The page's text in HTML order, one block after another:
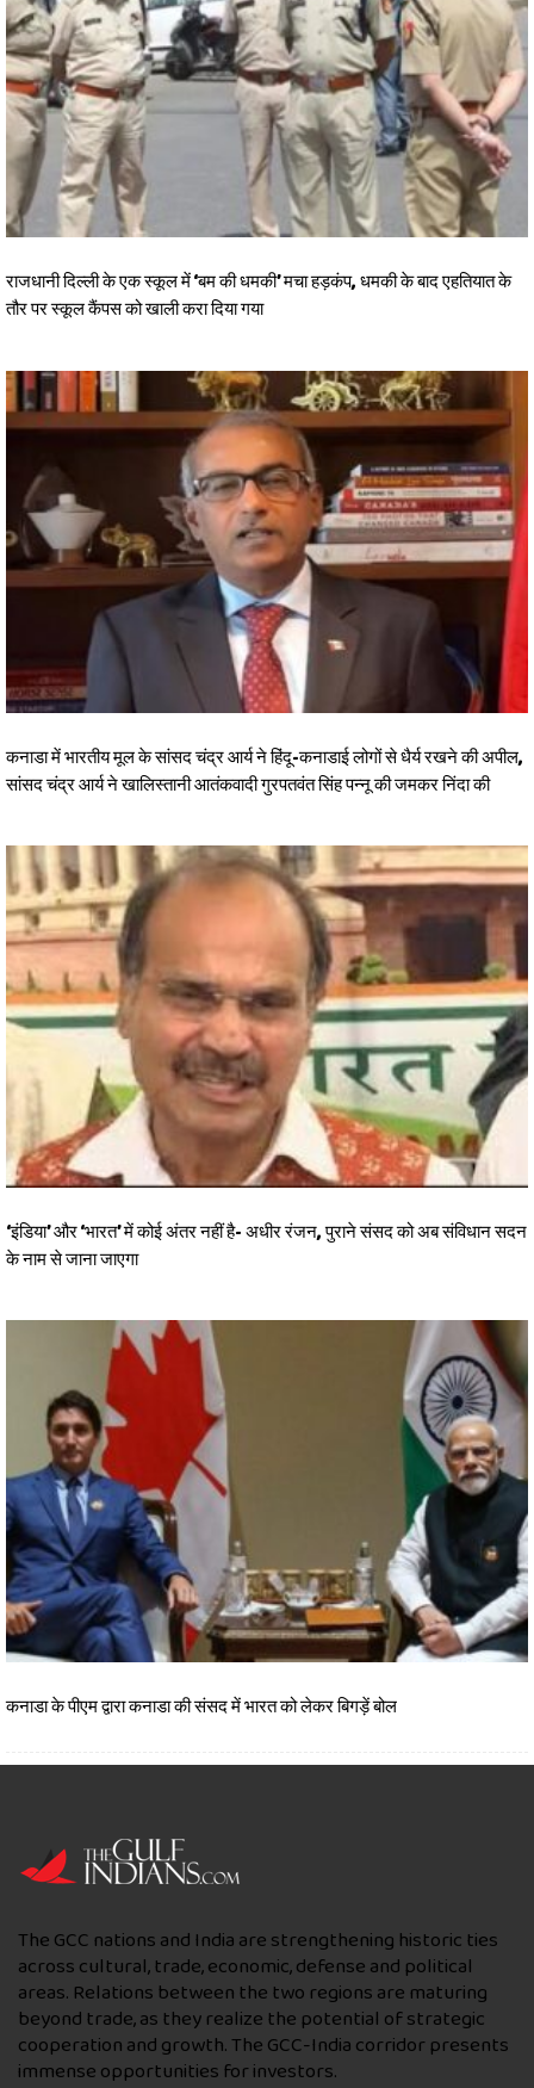
राजधानी दिल्ली के एक स्कूल में ‘बम की धमकी’ मचा हड़कंप, धमकी के बाद एहतियात के
तौर पर स्कूल कैंपस को खाली करा दिया गया
कनाडा में भारतीय मूल के सांसद चंद्र आर्य ने हिंदू-कनाडाई लोगों से धैर्य रखने की अपील,
सांसद चंद्र आर्य ने खालिस्तानी आतंकवादी गुरपतवंत सिंह पन्नू की जमकर निंदा की
‘इंडिया’ और ‘भारत’ में कोई अंतर नहीं है- अधीर रंजन, पुराने संसद को अब संविधान सदन
के नाम से जाना जाएगा
कनाडा के पीएम द्वारा कनाडा की संसद में भारत को लेकर बिगड़ें बोल
The GCC nations and India are strengthening historic ties
across cultural, trade, economic, defense and political
areas. Relations between the two regions are maturing
beyond trade, as they realize the potential of strategic
cooperation and growth. The GCC-India corridor presents
immense opportunities for investors.